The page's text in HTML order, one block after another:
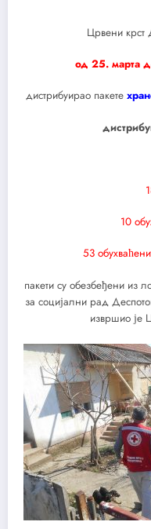
Црвени крст
од 25. марта
дистрибуирао пакете
10
53
пакети су обезбеђени из
за социјални рад
извршио је